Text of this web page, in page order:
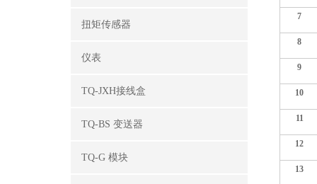
扭矩传感器
仪表
TQ-JXH接线盒
TQ-BS 变送器
TQ-G 模块
7
8
9
10
11
12
13